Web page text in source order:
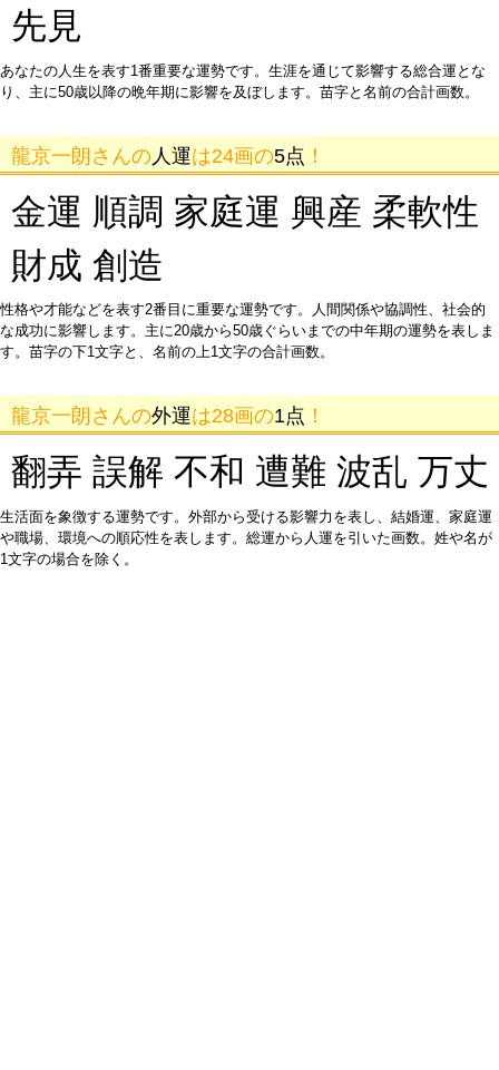
先見
あなたの人生を表す1番重要な運勢です。生涯を通じて影響する総合運とな
り、主に50歳以降の晩年期に影響を及ぼします。苗字と名前の合計画数。
龍京一朗さんの 人運は24画の5点 ！
金運 順調 家庭運 興産 柔軟性
財成 創造
性格や才能などを表す2番目に重要な運勢です。人間関係や協調性、社会的
な成功に影響します。主に20歳から50歳ぐらいまでの中年期の運勢を表しま
す。苗字の下1文字と、名前の上1文字の合計画数。
龍京一朗さんの外運は28画の1点 ！
翻弄 誤解 不和 遭難 波乱 万丈
生活面を象徴する運勢です。外部から受ける影響力を表し、結婚運、家庭運
や職場、環境への順応性を表します。総運から人運を引いた画数。姓や名が
1文字の場合を除く。